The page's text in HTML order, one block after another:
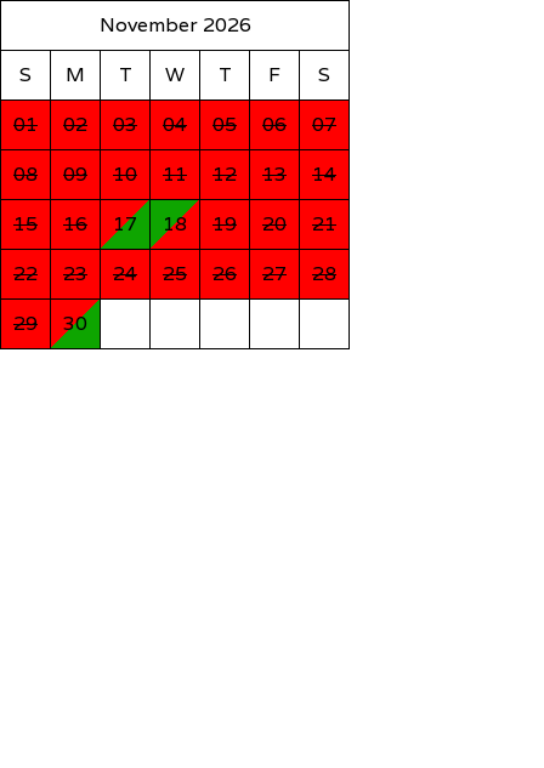
November 2026
S
M T W T F
S
01
02 03 04 05 06
07
08
09 10 11 12 13
14
15
16 17 18 19 20
21
22
23 24 25 26 27
28
29
30